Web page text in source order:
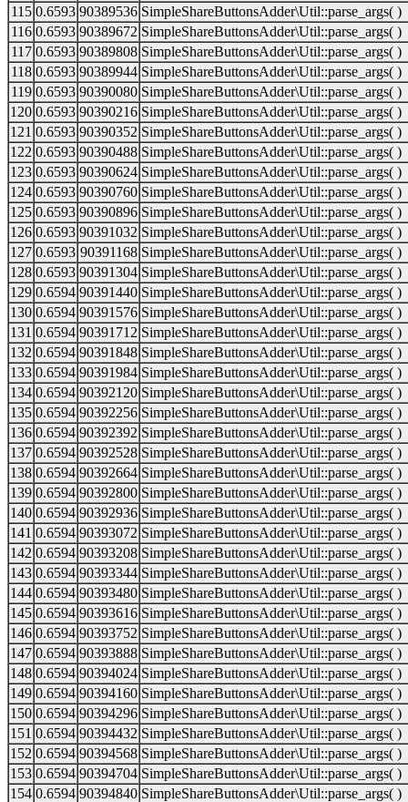
115 0.6593 90389536 SimpleShareButtonsAdder\Util::parse_args( )
116 0.6593 90389672 SimpleShareButtonsAdder\Util::parse_args( )
117 0.6593 90389808 SimpleShareButtonsAdder\Util::parse_args( )
118 0.6593 90389944 SimpleShareButtonsAdder\Util::parse_args( )
119 0.6593 90390080 SimpleShareButtonsAdder\Util::parse_args( )
120 0.6593 90390216 SimpleShareButtonsAdder\Util::parse_args( )
121 0.6593 90390352 SimpleShareButtonsAdder\Util::parse_args( )
122 0.6593 90390488 SimpleShareButtonsAdder\Util::parse_args( )
123 0.6593 90390624 SimpleShareButtonsAdder\Util::parse_args( )
124 0.6593 90390760 SimpleShareButtonsAdder\Util::parse_args( )
125 0.6593 90390896 SimpleShareButtonsAdder\Util::parse_args( )
126 0.6593 90391032 SimpleShareButtonsAdder\Util::parse_args( )
127 0.6593 90391168 SimpleShareButtonsAdder\Util::parse_args( )
128 0.6593 90391304 SimpleShareButtonsAdder\Util::parse_args( )
129 0.6594 90391440 SimpleShareButtonsAdder\Util::parse_args( )
130 0.6594 90391576 SimpleShareButtonsAdder\Util::parse_args( )
131 0.6594 90391712 SimpleShareButtonsAdder\Util::parse_args( )
132 0.6594 90391848 SimpleShareButtonsAdder\Util::parse_args( )
133 0.6594 90391984 SimpleShareButtonsAdder\Util::parse_args( )
134 0.6594 90392120 SimpleShareButtonsAdder\Util::parse_args( )
135 0.6594 90392256 SimpleShareButtonsAdder\Util::parse_args( )
136 0.6594 90392392 SimpleShareButtonsAdder\Util::parse_args( )
137 0.6594 90392528 SimpleShareButtonsAdder\Util::parse_args( )
138 0.6594 90392664 SimpleShareButtonsAdder\Util::parse_args( )
139 0.6594 90392800 SimpleShareButtonsAdder\Util::parse_args( )
140 0.6594 90392936 SimpleShareButtonsAdder\Util::parse_args( )
141 0.6594 90393072 SimpleShareButtonsAdder\Util::parse_args( )
142 0.6594 90393208 SimpleShareButtonsAdder\Util::parse_args( )
143 0.6594 90393344 SimpleShareButtonsAdder\Util::parse_args( )
144 0.6594 90393480 SimpleShareButtonsAdder\Util::parse_args( )
145 0.6594 90393616 SimpleShareButtonsAdder\Util::parse_args( )
146 0.6594 90393752 SimpleShareButtonsAdder\Util::parse_args( )
147 0.6594 90393888 SimpleShareButtonsAdder\Util::parse_args( )
148 0.6594 90394024 SimpleShareButtonsAdder\Util::parse_args( )
149 0.6594 90394160 SimpleShareButtonsAdder\Util::parse_args( )
150 0.6594 90394296 SimpleShareButtonsAdder\Util::parse_args( )
151 0.6594 90394432 SimpleShareButtonsAdder\Util::parse_args( )
152 0.6594 90394568 SimpleShareButtonsAdder\Util::parse_args( )
153 0.6594 90394704 SimpleShareButtonsAdder\Util::parse_args( )
154 0.6594 90394840 SimpleShareButtonsAdder\Util::parse_args( )